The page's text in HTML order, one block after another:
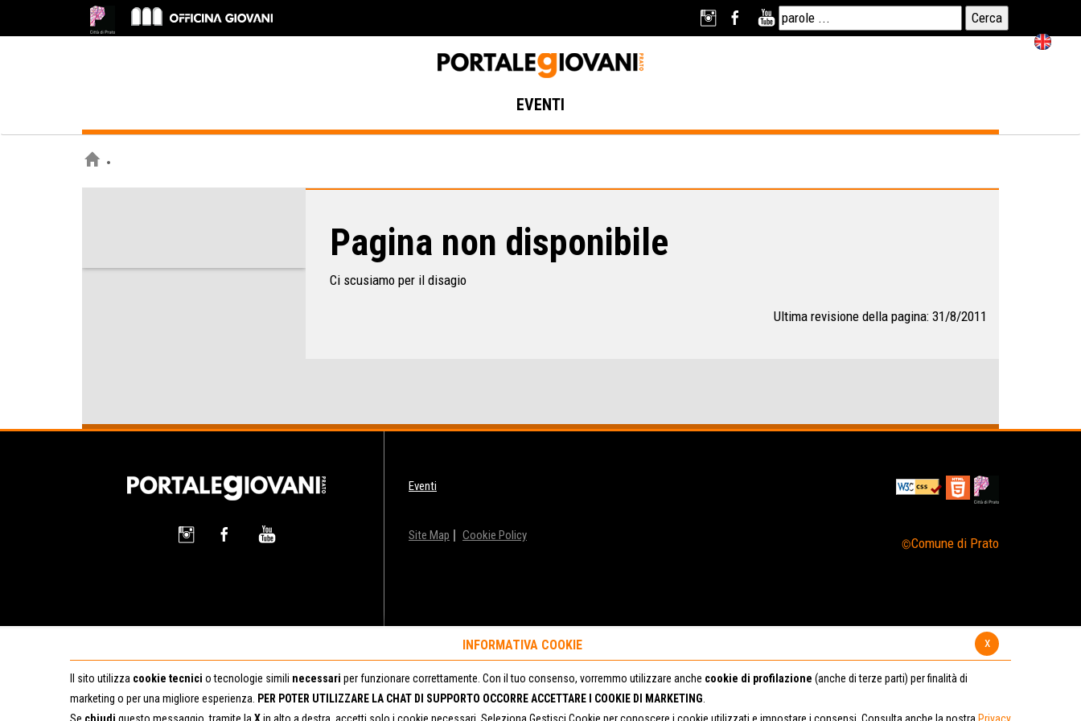
EVENTI
Pagina non disponibile
Ci scusiamo per il disagio
Ultima revisione della pagina: 31/8/2011
Eventi
Site Map Cookie Policy Comune di Prato
x
INFORMATIVA COOKIE
Il sito utilizza cookie tecnici o tecnologie simili necessari per funzionare correttamente. Con il tuo consenso, vorremmo utilizzare anche cookie di profilazione (anche di terze parti) per finalità di
marketing o per una migliore esperienza.
PER POTER UTILIZZARE LA CHAT DI SUPPORTO OCCORRE ACCETTARE I COOKIE DI MARKETING